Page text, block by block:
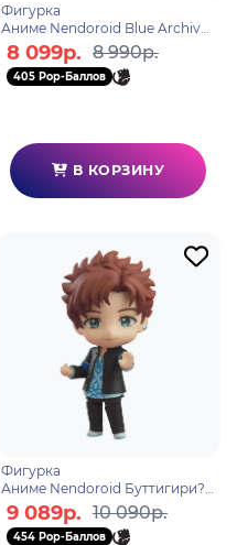
Фигурка
Аниме Nendoroid Blue Archive
Plana 10см 4580416927680
8 099р. 8 990р.
405 Pop-Баллов
В КОРЗИНУ
Фигурка
Аниме Nendoroid Буттигири?!
Bucchigiri?! Matakara Asamine 1
0см 4580416927840
9 089р. 10 090р.
454 Pop-Баллов